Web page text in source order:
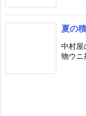
夏の
中村屋
物ウニ